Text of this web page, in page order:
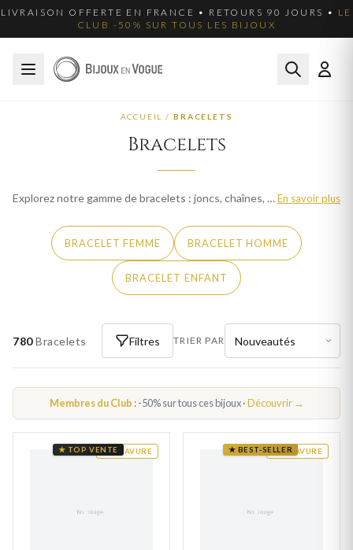
LIVRAISON OFFERTE EN FRANCE • RETOURS 90 JOURS • LE
CLUB -50% SUR TOUS LES BIJOUX
ACCUEIL / BRACELETS
Bracelets
Explorez notre gamme de bracelets : joncs, chaînes, cordons, gourmettes et manchettes. En or, argent, plaqué or ou acier, nos bracelets s'adaptent à toutes les envies et à tous les poignets, du plus classique au plus tendance.En savoir plus
BRACELET FEMME BRACELET HOMME
BRACELET ENFANT
780Bracelets Filtres TRIER PAR
Membres du Club : -50% sur tous ces bijoux ·Découvrir →
GRAVURE
★ TOP VENTE GRAVURE
★ BEST-SELLER